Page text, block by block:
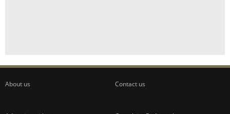
About us Contact us